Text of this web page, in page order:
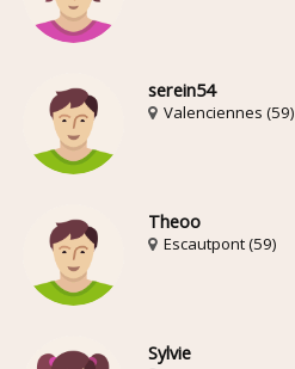
serein54
Valenciennes (59)
Theoo
Escautpont (59)
Sylvie